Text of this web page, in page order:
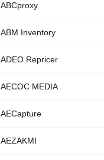
ABCproxy
ABM Inventory
ADEO Repricer
AECOC MEDIA
AECapture
AEZAKMI